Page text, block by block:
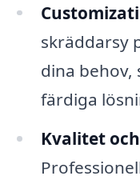
skräddarsy
dina behov,
färdiga
Kvalitet